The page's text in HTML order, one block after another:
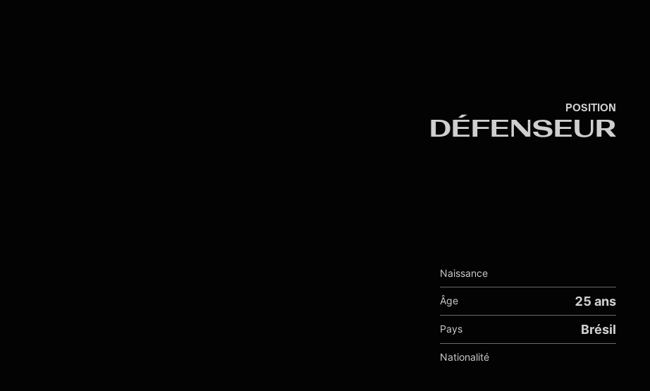
POSITION
DÉFENSEUR
Naissance
Âge 25 ans
Pays Brésil
Nationalité